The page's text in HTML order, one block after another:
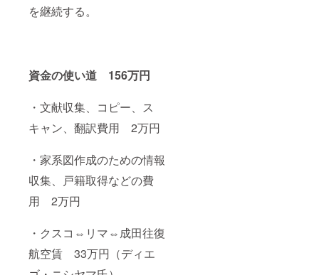
を継続する。
資金の使い道 156万円
・文献収集、コピー、ス
キャン、翻訳費用 2万円
・家系図作成のための情報
収集、戸籍取得などの費
用 2万円
・クスコ⇔リマ⇔成田往復
航空賃 33万円（ディエ